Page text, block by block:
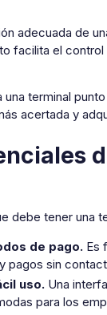
adecuada de
facilita el
terminal
acertada y
debe tener una
de pago. Es
sin
uso. Una
para los